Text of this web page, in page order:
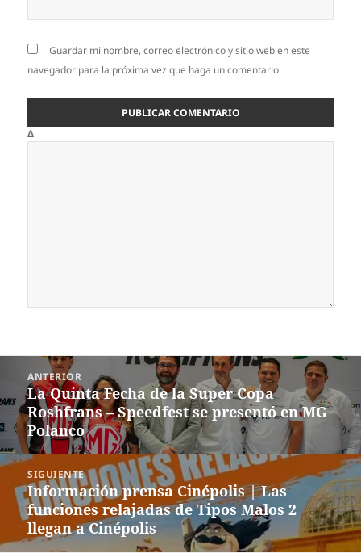
Guardar mi nombre, correo electrónico y sitio web en este
navegador para la próxima vez que haga un comentario.
Δ
Navegación
entradas
ANTERIOR
Entrada
anterior:
La Quinta Fecha de la Super Copa
Roshfrans – Speedfest se presentó en MG
Polanco
SIGUIENTE
Siguiente
entrada:
Información prensa Cinépolis | Las
funciones relajadas de Tipos Malos 2
llegan a Cinépolis